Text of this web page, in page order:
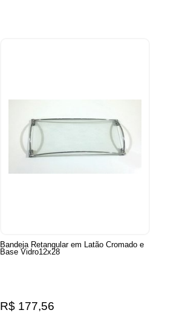
Bandeja Retangular em Latão Cromado e
Base Vidro12x28
R$ 177,56